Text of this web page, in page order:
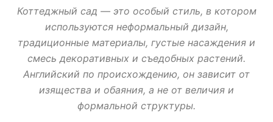
ОБОИ ДЛЯ СМАРТФОНОВ И ПЛАНШЕТОВ ПЛАНШЕТЫ
ПРИЛОЖЕНИЯ ДЛЯ АНДРОИД ПРОГРАММЫ ДЛЯ WINDOWS И MACOS
РАЗРАБОТКА ПОД ANDROID
Коттеджный сад — это особый стиль, в котором
используются неформальный дизайн,
традиционные материалы, густые насаждения и
смесь декоративных и съедобных растений.
Английский по происхождению, он зависит от
изящества и обаяния, а не от величия и
формальной структуры.